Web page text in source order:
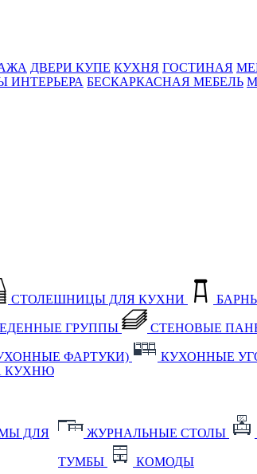
ДВЕРИ КУПЕ КУХНЯ ГОСТИНАЯ
ИНТЕРЬЕРА БЕСКАРКАСНАЯ МЕБЕЛЬ
СТОЛЕШНИЦЫ ДЛЯ КУХНИ
ГРУППЫ СТЕНОВЫЕ
ФАРТУКИ) КУХОННЫЕ
КУХНЮ
ДЛЯ ЖУРНАЛЬНЫЕ СТОЛЫ
ТУМБЫ КОМОДЫ